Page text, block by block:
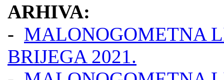
ARHIVA:
- MALONOGOMETNA
BRIJEGA 2021.